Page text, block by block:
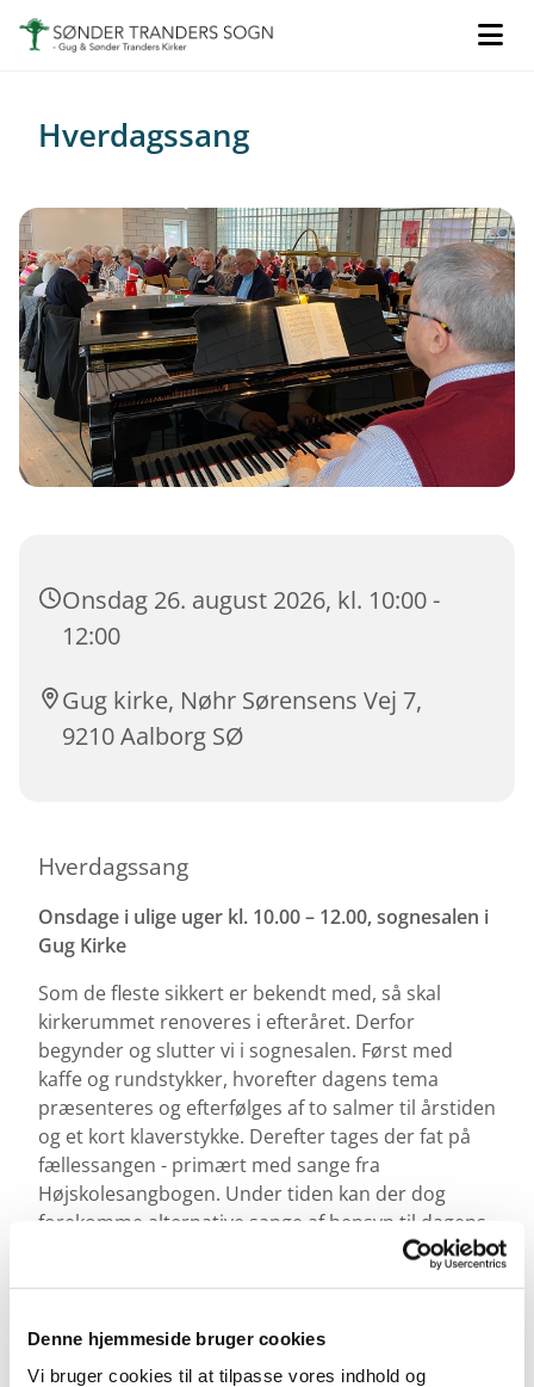
Denne hjemmeside bruger cookies
Vi bruger cookies til at tilpasse vores indhold og
Hverdagssang
Onsdag 26. august 2026, kl. 10:00 -
12:00
Gug kirke, Nøhr Sørensens Vej 7,
9210 Aalborg SØ
Hverdagssang
Onsdage i ulige uger kl. 10.00 – 12.00, sognesalen i
Gug Kirke
Som de fleste sikkert er bekendt med, så skal
kirkerummet renoveres i efteråret. Derfor
begynder og slutter vi i sognesalen. Først med
kaffe og rundstykker, hvorefter dagens tema
præsenteres og efterfølges af to salmer til årstiden
og et kort klaverstykke. Derefter tages der fat på
fællessangen - primært med sange fra
Højskolesangbogen. Under tiden kan der dog
forekomme alternative sange af hensyn til dagens
tema. Der vil således også i dette efterår være en
mulighed for at foreslå sange inden for dagens
tema.